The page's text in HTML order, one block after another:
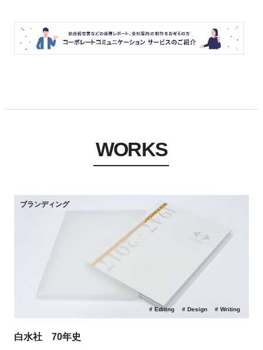
WORKS
ブランディング
Editing Design Writing
白水社 70年史